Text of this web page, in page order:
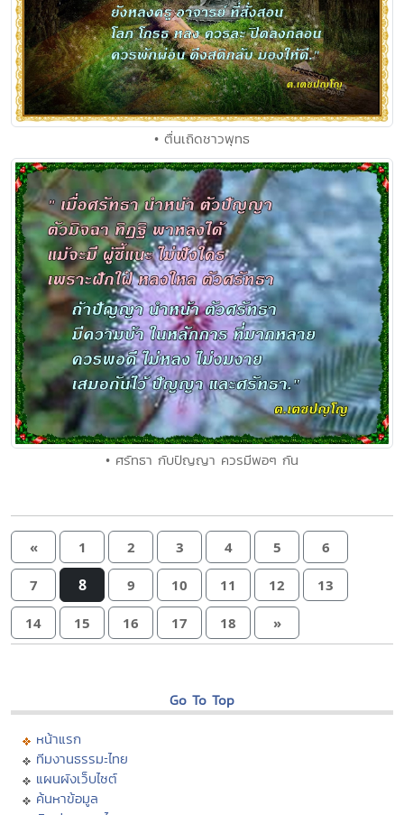
• ตื่นเถิดชาวพุทธ
• ศรัทธา กับปัญญา ควรมีพอๆ กัน
« 1 2 3 4 5 6
7 8 9 10 11 12 13
14 15 16 17 18 »
Go To Top
หน้าแรก
ทีมงานธรรมะไทย
แผนผังเว็บไซต์
ค้นหาข้อมูล